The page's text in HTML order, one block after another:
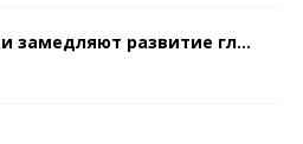
замедляют развитие гл...